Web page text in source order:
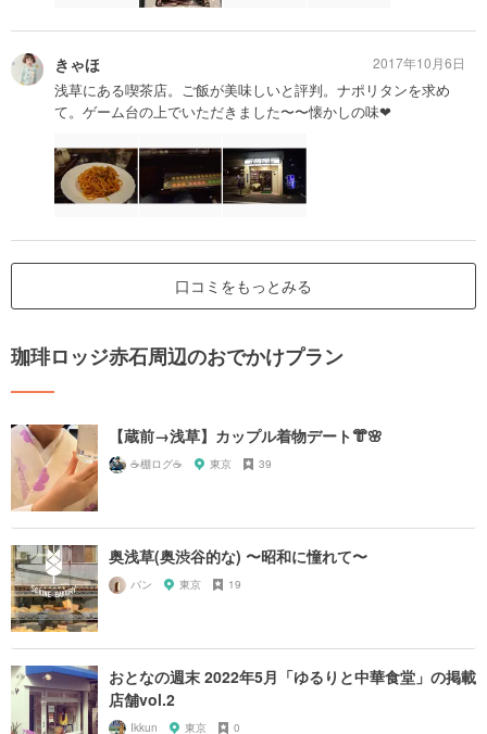
きゃほ
浅草にある喫茶店。ご飯が美味しいと評判。ナポリタンを求め
て。ゲーム台の上でいただきました〜〜懐かしの味❤︎
2017年10月6日
口コミをもっとみる
珈琲ロッジ赤石周辺のおでかけプラン
【蔵前→浅草】カップル着物デート👘🌸
☕️棚ログ☕️ 東京 39
奥浅草(奥渋谷的な) 〜昭和に憧れて〜
パン 東京 19
おとなの週末 2022年5月「ゆるりと中華食堂」の掲載
店舗vol.2
Ikkun 東京 0